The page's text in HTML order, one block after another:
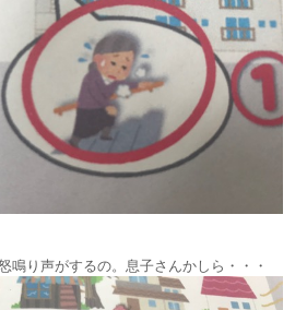
鳴り声がするの。息子さんかしら・・・